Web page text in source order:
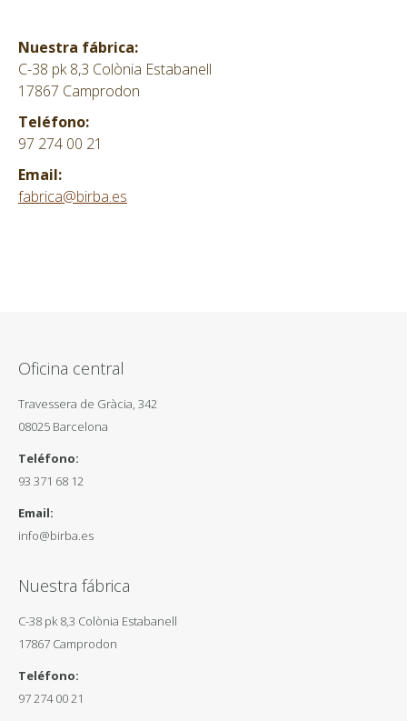
Nuestra fábrica:
C-38 pk 8,3 Colònia Estabanell
17867 Camprodon
Teléfono:
97 274 00 21
Email:
fabrica@birba.es
Oficina central
Travessera de Gràcia, 342
08025 Barcelona
Teléfono:
93 371 68 12
Email:
info@birba.es
Nuestra fábrica
C-38 pk 8,3 Colònia Estabanell
17867 Camprodon
Teléfono:
97 274 00 21